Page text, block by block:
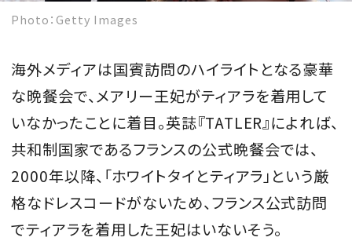
Photo：Getty Images
海外メディアは国賓訪問のハイライトとなる豪華
な晩餐会で、メアリー王妃がティアラを着用して
いなかったことに着目。英誌『TATLER』によれば、
共和制国家であるフランスの公式晩餐会では、
2000年以降、「ホワイトタイとティアラ」という厳
格なドレスコードがないため、フランス公式訪問
でティアラを着用した王妃はいないそう。